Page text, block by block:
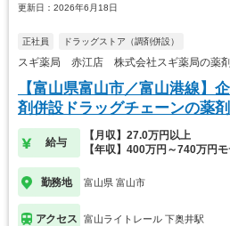
更新日：2026年6月18日
正社員 ドラッグストア（調剤併設）
スギ薬局 赤江店 株式会社スギ薬局の薬
【富山県富山市／富山港線】
剤併設ドラッグチェーンの薬剤
給与
【月収】27.0万円以上
【年収】400万円～740万円
勤務地 富山県 富山市
アクセス 富山ライトレール 下奥井駅